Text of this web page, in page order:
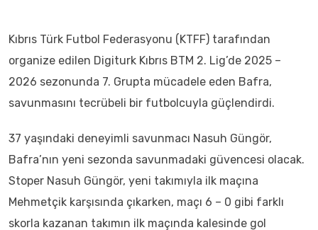
Kıbrıs Türk Futbol Federasyonu (KTFF) tarafından
organize edilen Digiturk Kıbrıs BTM 2. Lig’de 2025 –
2026 sezonunda 7. Grupta mücadele eden Bafra,
savunmasını tecrübeli bir futbolcuyla güçlendirdi.
37 yaşındaki deneyimli savunmacı Nasuh Güngör,
Bafra’nın yeni sezonda savunmadaki güvencesi olacak.
Stoper Nasuh Güngör, yeni takımıyla ilk maçına
Mehmetçik karşısında çıkarken, maçı 6 – 0 gibi farklı
skorla kazanan takımın ilk maçında kalesinde gol